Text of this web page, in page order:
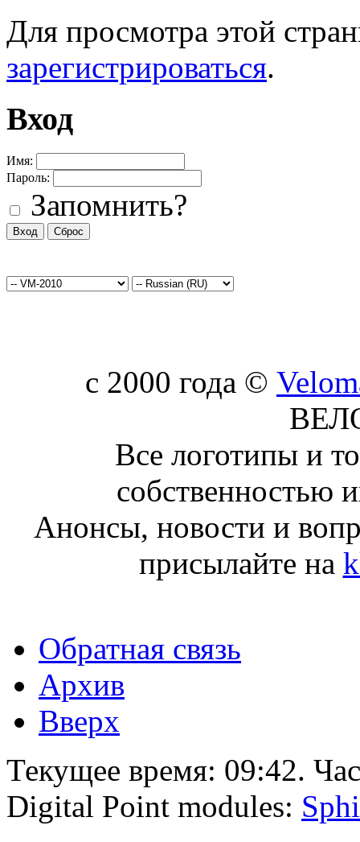
Для просмотра этой
зарегистрироваться.
Вход
Имя:
Пароль:
Запомнить?
c 2000 года ©
Все логотипы и
собственностью
Анонсы, новости и
присылайте на
Обратная связь
Архив
Вверх
Текущее время: 09:42.
Digital Point modules: